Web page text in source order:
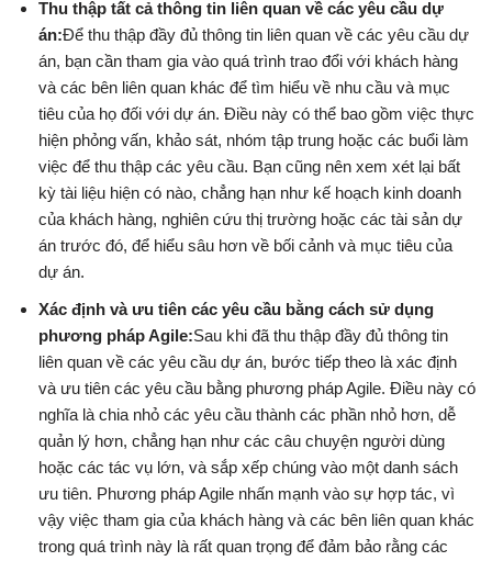
Thu thập tất cả thông tin liên quan về các yêu cầu dự
án:Để thu thập đầy đủ thông tin liên quan về các yêu cầu dự
án, bạn cần tham gia vào quá trình trao đổi với khách hàng
và các bên liên quan khác để tìm hiểu về nhu cầu và mục
tiêu của họ đối với dự án. Điều này có thể bao gồm việc thực
hiện phỏng vấn, khảo sát, nhóm tập trung hoặc các buổi làm
việc để thu thập các yêu cầu. Bạn cũng nên xem xét lại bất
kỳ tài liệu hiện có nào, chẳng hạn như kế hoạch kinh doanh
của khách hàng, nghiên cứu thị trường hoặc các tài sản dự
án trước đó, để hiểu sâu hơn về bối cảnh và mục tiêu của
dự án.
Xác định và ưu tiên các yêu cầu bằng cách sử dụng
phương pháp Agile:Sau khi đã thu thập đầy đủ thông tin
liên quan về các yêu cầu dự án, bước tiếp theo là xác định
và ưu tiên các yêu cầu bằng phương pháp Agile. Điều này có
nghĩa là chia nhỏ các yêu cầu thành các phần nhỏ hơn, dễ
quản lý hơn, chẳng hạn như các câu chuyện người dùng
hoặc các tác vụ lớn, và sắp xếp chúng vào một danh sách
ưu tiên. Phương pháp Agile nhấn mạnh vào sự hợp tác, vì
vậy việc tham gia của khách hàng và các bên liên quan khác
trong quá trình này là rất quan trọng để đảm bảo rằng các